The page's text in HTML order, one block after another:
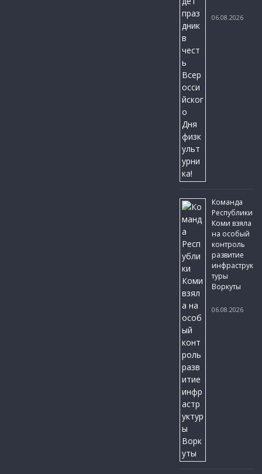
06.08.2026
Команда
Республики
Коми взяла
на особый
контроль
развитие
инфраструк
туры
Воркуты
06.08.2026